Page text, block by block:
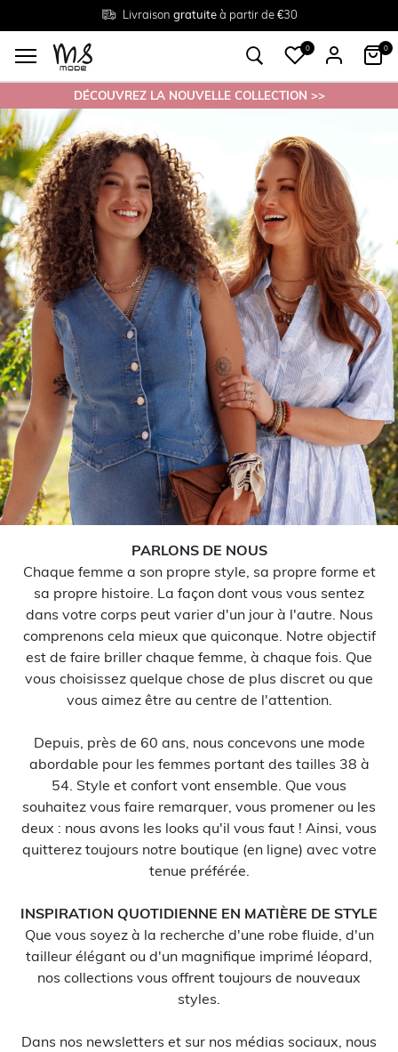
Livraison gratuiteà partir de €30
Tailles du38 au 54
Retourgratuit en magasin
0 0
DÉCOUVREZ LA NOUVELLE COLLECTION >>
PARLONS DE NOUS
Chaque femme a son propre style, sa propre forme et
sa propre histoire. La façon dont vous vous sentez
dans votre corps peut varier d'un jour à l'autre. Nous
comprenons cela mieux que quiconque. Notre objectif
est de faire briller chaque femme, à chaque fois. Que
vous choisissez quelque chose de plus discret ou que
vous aimez être au centre de l'attention.
Depuis, près de 60 ans, nous concevons une mode
abordable pour les femmes portant des tailles 38 à
54. Style et confort vont ensemble. Que vous
souhaitez vous faire remarquer, vous promener ou les
deux : nous avons les looks qu'il vous faut ! Ainsi, vous
quitterez toujours notre boutique (en ligne) avec votre
tenue préférée.
INSPIRATION QUOTIDIENNE EN MATIÈRE DE STYLE
Que vous soyez à la recherche d'une robe fluide, d'un
tailleur élégant ou d'un magnifique imprimé léopard,
nos collections vous offrent toujours de nouveaux
styles.
Dans nos newsletters et sur nos médias sociaux, nous